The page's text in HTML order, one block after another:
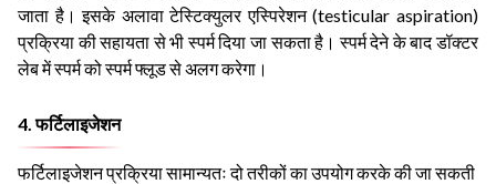
जाता है। इसके अलावा टेस्टिक्युलर एस्पिरेशन (testicular aspiration)
प्रक्रिया की सहायता से भी स्पर्म दिया जा सकता है। स्पर्म देने के बाद डॉक्टर
लेब में स्पर्म को स्पर्म फ्लूड से अलग करेगा।
4. फर्टिलाइजेशन
फर्टिलाइजेशन प्रक्रिया सामान्यतः दो तरीकों का उपयोग करके की जा सकती